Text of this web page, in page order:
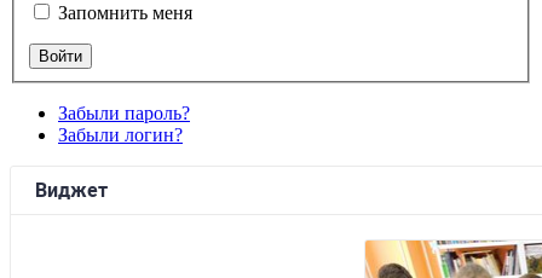
Запомнить меня
Забыли пароль?
Забыли логин?